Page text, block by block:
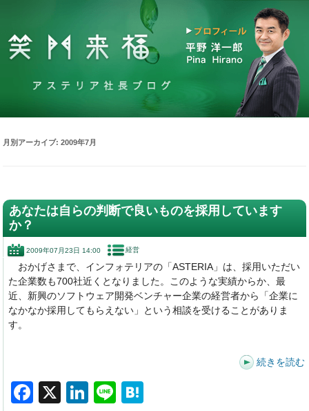
月別アーカイブ:2009年7月
あなたは自らの判断で良いものを採用しています
か？
2009年07月23日 14:00 経営
おかげさまで、インフォテリアの「ASTERIA」は、採用いただい
た企業数も700社近くとなりました。このような実績からか、最
近、新興のソフトウェア開発ベンチャー企業の経営者から「企業に
なかなか採用してもらえない」という相談を受けることがありま
す。
続きを読む
F
X
Li
Li